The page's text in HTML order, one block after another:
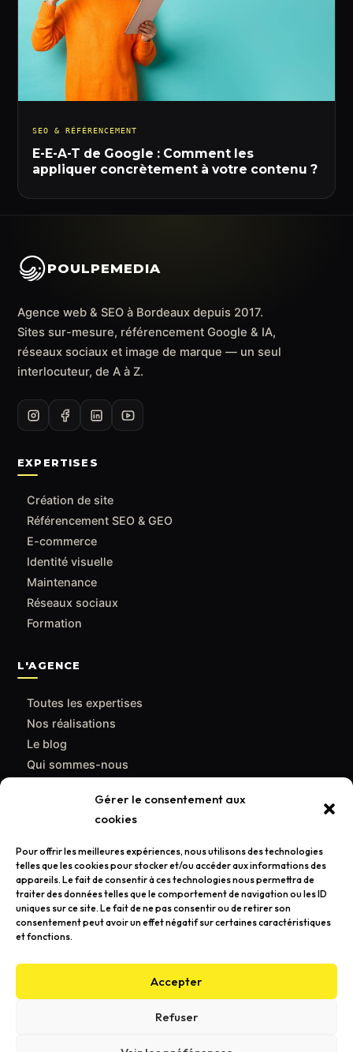
Gérer le consentement aux
cookies
Pour offrir les meilleures expériences, nous utilisons des technologies
telles que les cookies pour stocker et/ou accéder aux informations des
appareils. Le fait de consentir à ces technologies nous permettra de
traiter des données telles que le comportement de navigation ou les ID
uniques sur ce site. Le fait de ne pas consentir ou de retirer son
consentement peut avoir un effet négatif sur certaines caractéristiques
et fonctions.
Accepter
Refuser
SEO & RÉFÉRENCEMENT
E-E-A-T de Google : Comment les
appliquer concrètement à votre contenu ?
POULPEMEDIA
Agence web & SEO à Bordeaux depuis 2017.
Sites sur-mesure, référencement Google & IA,
réseaux sociaux et image de marque — un seul
interlocuteur, de A à Z.
EXPERTISES
Création de site
Référencement SEO & GEO
E-commerce
Identité visuelle
Maintenance
Réseaux sociaux
Formation
L'AGENCE
Toutes les expertises
Nos réalisations
Le blog
Qui sommes-nous
support@poulpemedia.fr
07 62 01 54 84
Bordeaux & Gironde — Caudéran